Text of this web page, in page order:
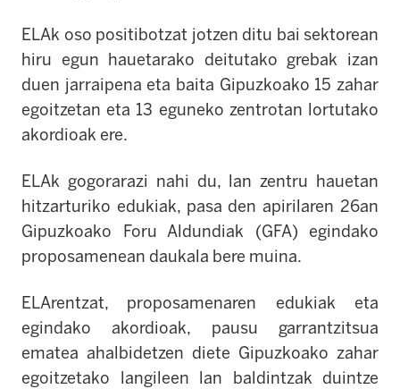
ELAk oso positibotzat jotzen ditu bai sektorean
hiru egun hauetarako deitutako grebak izan
duen jarraipena eta baita Gipuzkoako 15 zahar
egoitzetan eta 13 eguneko zentrotan lortutako
akordioak ere.
ELAk gogorarazi nahi du, lan zentru hauetan
hitzarturiko edukiak, pasa den apirilaren 26an
Gipuzkoako Foru Aldundiak (GFA) egindako
proposamenean daukala bere muina.
ELArentzat, proposamenaren edukiak eta
egindako akordioak, pausu garrantzitsua
ematea ahalbidetzen diete Gipuzkoako zahar
egoitzetako langileen lan baldintzak duintze